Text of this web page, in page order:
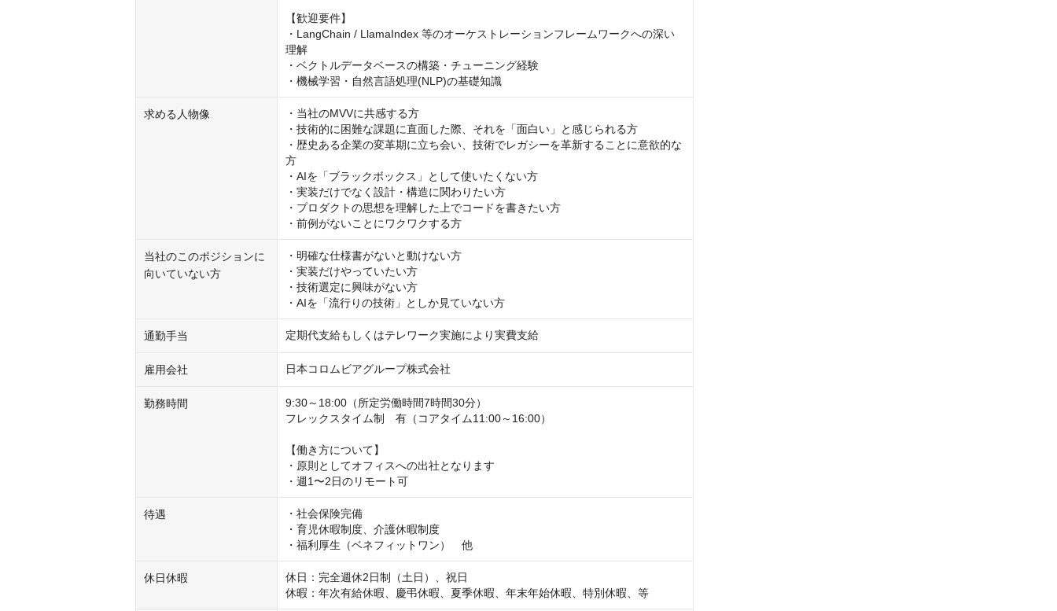
【歓迎要件】
・LangChain / LlamaIndex 等のオーケストレーションフレームワークへの深い
理解
・ベクトルデータベースの構築・チューニング経験
・機械学習・自然言語処理(NLP)の基礎知識
求める人物像
・当社のMVVに共感する方
・技術的に困難な課題に直面した際、それを「面白い」と感じられる方
・歴史ある企業の変革期に立ち会い、技術でレガシーを革新することに意欲的な
方
・AIを「ブラックボックス」として使いたくない方
・実装だけでなく設計・構造に関わりたい方
・プロダクトの思想を理解した上でコードを書きたい方
・前例がないことにワクワクする方
当社のこのポジションに
向いていない方
・明確な仕様書がないと動けない方
・実装だけやっていたい方
・技術選定に興味がない方
・AIを「流行りの技術」としか見ていない方
通勤手当 定期代支給もしくはテレワーク実施により実費支給
雇用会社 日本コロムビアグループ株式会社
勤務時間
9:30～18:00（所定労働時間7時間30分）
フレックスタイム制　有（コアタイム11:00～16:00）
【働き方について】
・原則としてオフィスへの出社となります
・週1〜2日のリモート可
待遇
・社会保険完備
・育児休暇制度、介護休暇制度
・福利厚生（ベネフィットワン）　他
休日休暇
休日：完全週休2日制（土日）、祝日
休暇：年次有給休暇、慶弔休暇、夏季休暇、年末年始休暇、特別休暇、等